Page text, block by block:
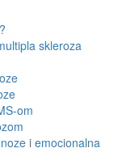
skleroza
om
i emocionalna